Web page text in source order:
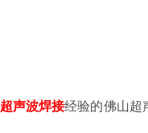
超声波焊接经验的佛山超